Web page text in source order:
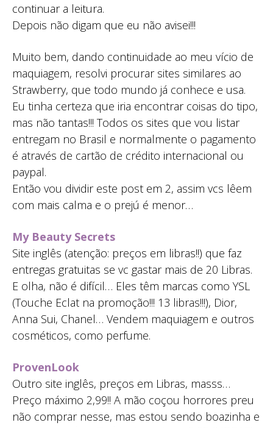
continuar a leitura.
Depois não digam que eu não avisei!!!
Muito bem, dando continuidade ao meu vício de
maquiagem, resolvi procurar sites similares ao
Strawberry, que todo mundo já conhece e usa.
Eu tinha certeza que iria encontrar coisas do tipo,
mas não tantas!!! Todos os sites que vou listar
entregam no Brasil e normalmente o pagamento
é através de cartão de crédito internacional ou
paypal.
Então vou dividir este post em 2, assim vcs lêem
com mais calma e o prejú é menor…
My Beauty Secrets
Site inglês (atenção: preços em libras!!) que faz
entregas gratuitas se vc gastar mais de 20 Libras.
E olha, não é difícil… Eles têm marcas como YSL
(Touche Eclat na promoção!!! 13 libras!!!), Dior,
Anna Sui, Chanel… Vendem maquiagem e outros
cosméticos, como perfume.
ProvenLook
Outro site inglês, preços em Libras, masss…
Preço máximo 2,99!! A mão coçou horrores preu
não comprar nesse, mas estou sendo boazinha e